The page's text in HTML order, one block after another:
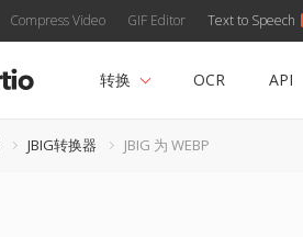
Compress Video GIF Editor Text to Speech
转换 OCR API
JBIG转换器 JBIG 为 WEBP